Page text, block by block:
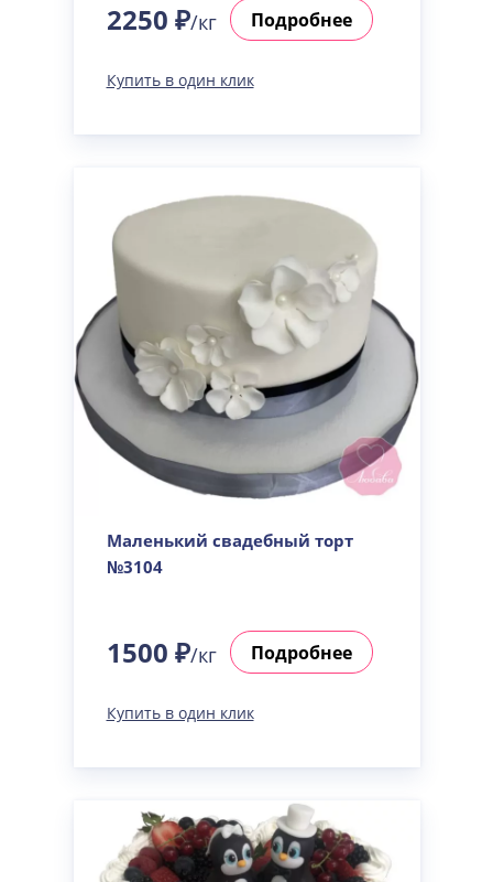
2250 ₽/кг Подробнее
Купить в один клик
Маленький свадебный торт
№3104
1500 ₽/кг Подробнее
Купить в один клик